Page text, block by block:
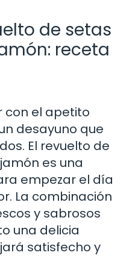
de setas
receta
con el apetito
desayuno que
El revuelto de
es una
empezar el día
La combinación
y sabrosos
una delicia
satisfecho y